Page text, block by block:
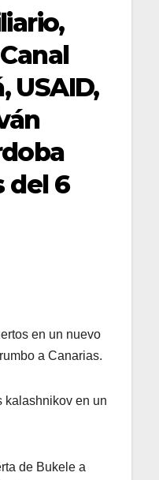
USAID,
del 6
en un nuevo
a Canarias.
kalashnikov en un
de Bukele a